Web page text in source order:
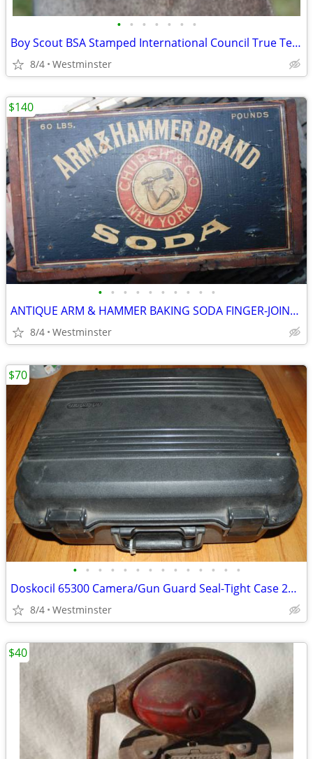
• • • • • • •
Boy Scout BSA Stamped International Council True Temper Camp Hatchet
8/4 Westminster
• • • • • • • • • •
ANTIQUE ARM & HAMMER BAKING SODA FINGER-JOINTED WOODEN CRATE, W/STAMP
8/4 Westminster
$140
• • • • • • • • • • • • • •
Doskocil 65300 Camera/Gun Guard Seal-Tight Case 20" x 16" x 9"
8/4 Westminster
$70
$40